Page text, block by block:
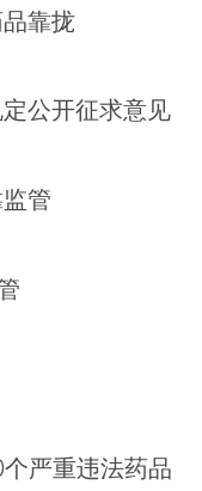
靠拢
公开征求意见
管
严重违法药品